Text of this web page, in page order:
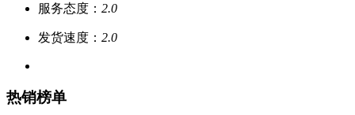
服务态度： 2.0
发货速度： 2.0
热销榜单